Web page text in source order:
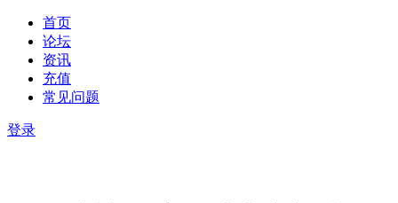
首页
论坛
资讯
充值
常见问题
登录